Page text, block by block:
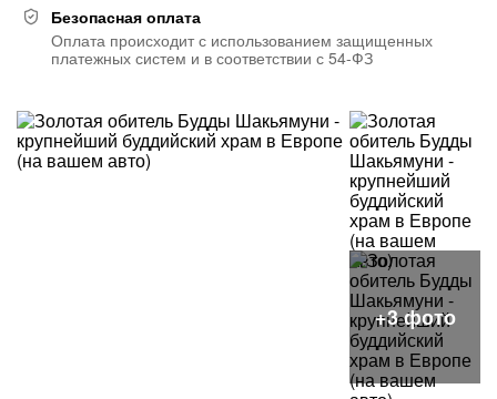
Безопасная оплата
Оплата происходит с использованием защищенных
платежных систем и в соответствии с 54-ФЗ